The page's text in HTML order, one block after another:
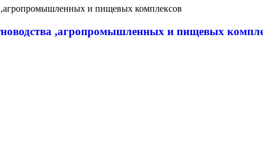
,агропромышленных и пищевых